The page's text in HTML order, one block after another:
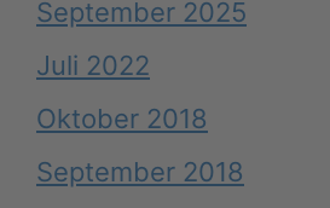
September 2025
Juli 2022
Oktober 2018
September 2018